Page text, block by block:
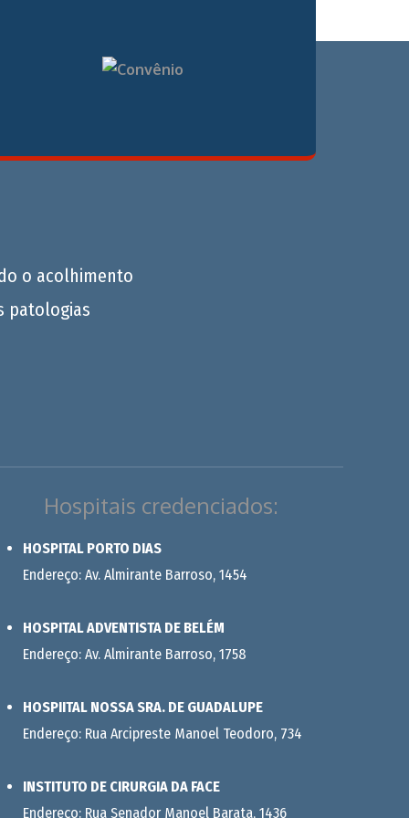
o acolhimento
patologias
Hospitais credenciados:
HOSPITAL PORTO DIAS
Endereço: Av. Almirante Barroso, 1454
HOSPITAL ADVENTISTA DE BELÉM
Endereço: Av. Almirante Barroso, 1758
HOSPIITAL NOSSA SRA. DE GUADALUPE
Endereço: Rua Arcipreste Manoel Teodoro, 734
INSTITUTO DE CIRURGIA DA FACE
Endereço: Rua Senador Manoel Barata, 1436